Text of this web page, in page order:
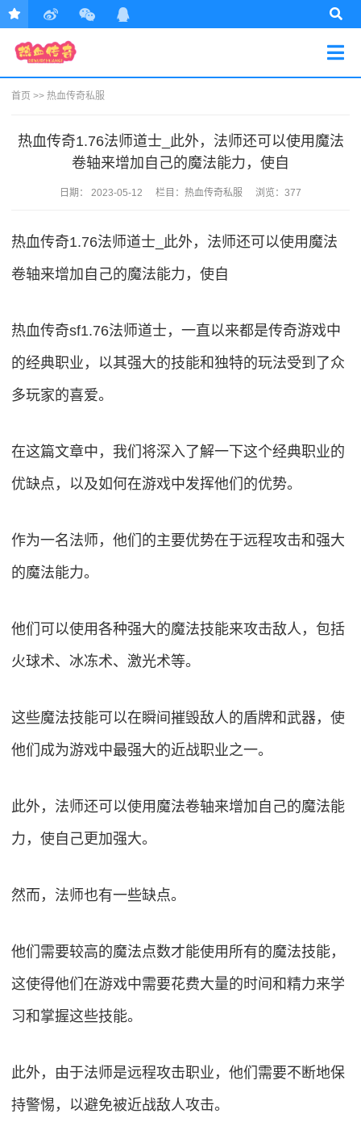
首页 >> 热血传奇私服
热血传奇1.76法师道士_此外，法师还可以使用魔法
卷轴来增加自己的魔法能力，使自
日期： 2023-05-12 栏目： 热血传奇私服 浏览：377
热血传奇1.76法师道士_此外，法师还可以使用魔法
卷轴来增加自己的魔法能力，使自
热血传奇sf1.76法师道士，一直以来都是传奇游戏中
的经典职业，以其强大的技能和独特的玩法受到了众
多玩家的喜爱。
在这篇文章中，我们将深入了解一下这个经典职业的
优缺点，以及如何在游戏中发挥他们的优势。
作为一名法师，他们的主要优势在于远程攻击和强大
的魔法能力。
他们可以使用各种强大的魔法技能来攻击敌人，包括
火球术、冰冻术、激光术等。
这些魔法技能可以在瞬间摧毁敌人的盾牌和武器，使
他们成为游戏中最强大的近战职业之一。
此外，法师还可以使用魔法卷轴来增加自己的魔法能
力，使自己更加强大。
然而，法师也有一些缺点。
他们需要较高的魔法点数才能使用所有的魔法技能，
这使得他们在游戏中需要花费大量的时间和精力来学
习和掌握这些技能。
此外，由于法师是远程攻击职业，他们需要不断地保
持警惕，以避免被近战敌人攻击。